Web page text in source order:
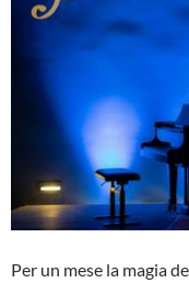
Per un mese la magia